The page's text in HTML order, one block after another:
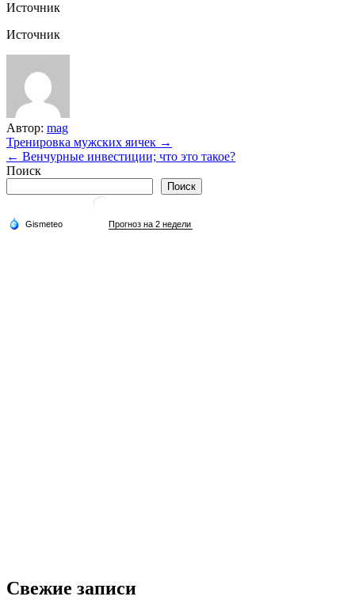
Источник
Источник
Автор: mag
Навигация
по
Тренировка мужских яичек →
← Венчурные инвестиции; что это такое?
Поиск
Поиск
Свежие записи